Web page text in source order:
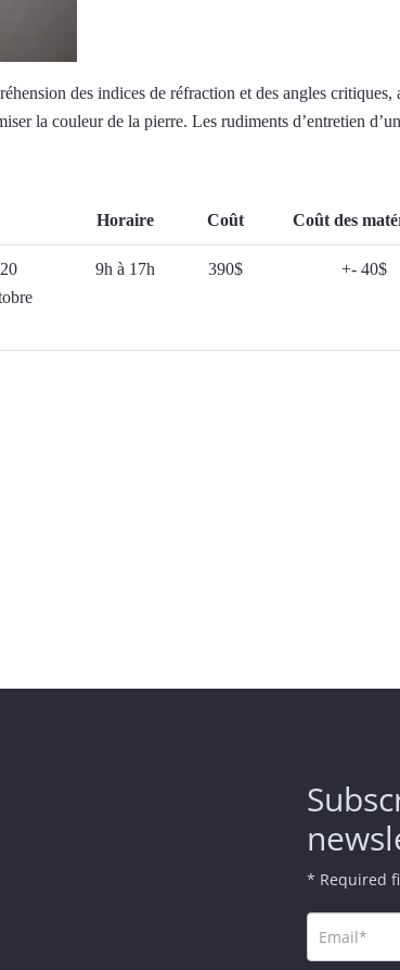
des indices de réfraction et des angles
la couleur de la pierre. Les rudiments d’entretien
Horaire Coût Coût des
9h à 17h 390$ +- 40$
* Required